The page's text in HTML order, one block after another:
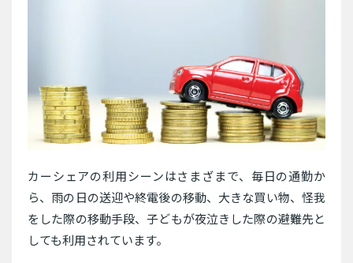
カーシェアの利用シーンはさまざまで、毎日の通勤か
ら、雨の日の送迎や終電後の移動、大きな買い物、怪我
をした際の移動手段、子どもが夜泣きした際の避難先と
しても利用されています。